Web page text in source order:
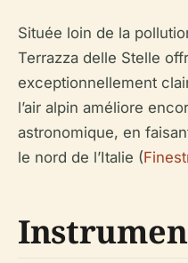
Située loin de la
Terrazza delle Stelle
exceptionnellement
l’air alpin améliore
astronomique, en
le nord de l’Italie (